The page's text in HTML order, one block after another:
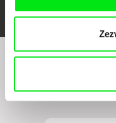
Czy chcesz